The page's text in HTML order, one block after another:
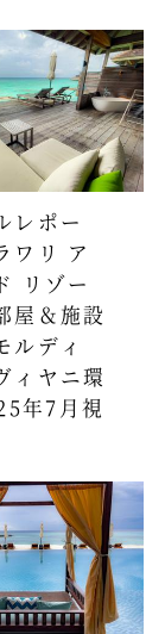
レポー
ワリ ア
リゾー
屋＆施設
ルディ
ィヤニ環
年7月視